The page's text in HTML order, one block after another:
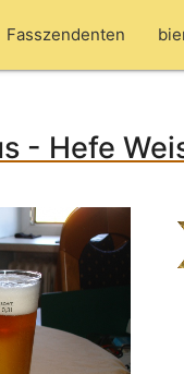
Fasszendenten
- Hefe